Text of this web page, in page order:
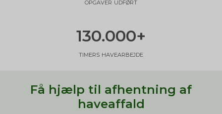
timers havearbejde
130.000+
Få hjælp til afhentning af
haveaffald